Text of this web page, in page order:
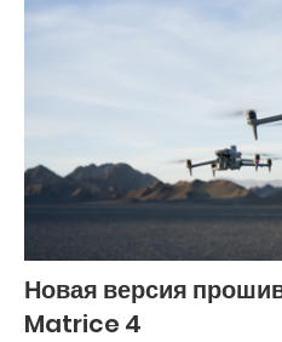
Новая версия
Matrice 4